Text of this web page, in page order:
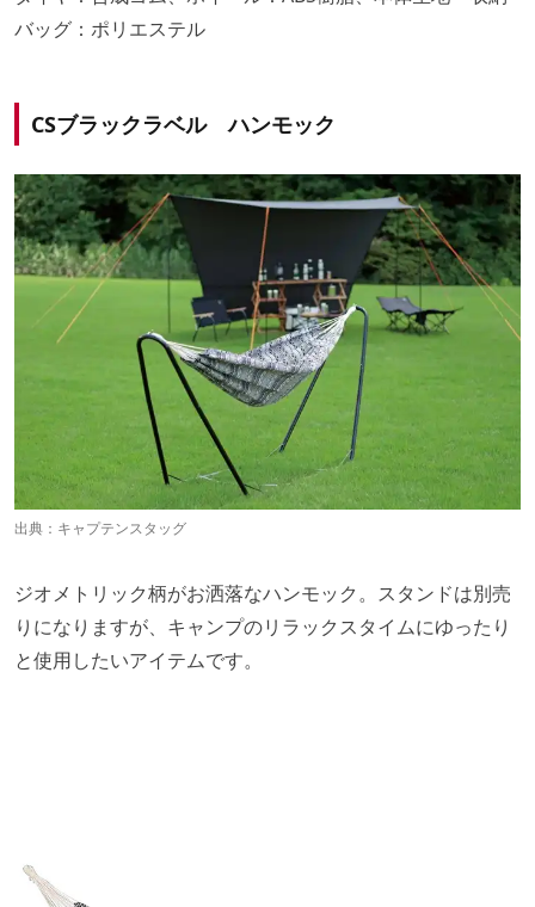
バッグ：ポリエステル
CSブラックラベル ハンモック
出典： キャプテンスタッグ
ジオメトリック柄がお洒落なハンモック。スタンドは別売
りになりますが、キャンプのリラックスタイムにゆったり
と使用したいアイテムです。